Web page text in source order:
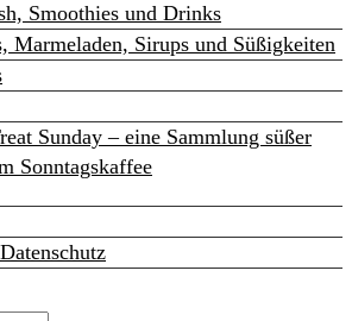
Smoothies und Drinks
Marmeladen, Sirups und Süßigkeiten
Sunday – eine Sammlung süßer
Sonntagskaffee